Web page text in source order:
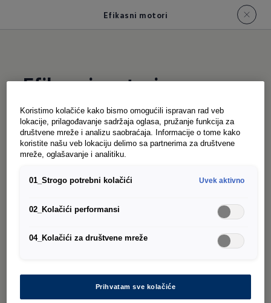
Efikasni motori
Efikasni motori
TSI i TDI motori Caddy Cargo vozila su izuzetno
štedljivi i efikasni. Zahvaljujući intenzivnom
istraživanju i razvoju, postižu se potrošnje
goriva koje postavljaju standarde i predstavljaju
tehnologija kod Volkswagen komercijalnih
Koristimo kolačiće kako bismo omogućili ispravan rad veb
lokacije, prilagođavanje sadržaja oglasa, pružanje funkcija za
društvene mreže i analizu saobraćaja. Informacije o tome kako
koristite našu veb lokaciju delimo sa partnerima za društvene
mreže, oglašavanje i analitiku.
01_Strogo potrebni kolačići Uvek aktivno
02_Kolačići performansi
04_Kolačići za društvene mreže
Prihvatam sve kolačiće